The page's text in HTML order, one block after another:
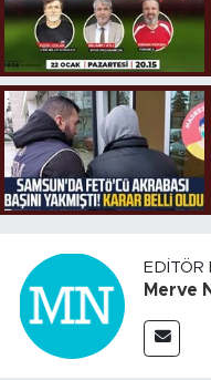
EDITÖR
Merve